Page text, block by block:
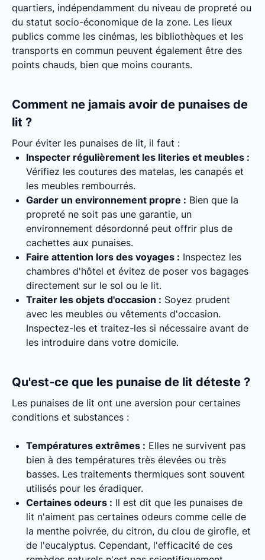
quartiers, indépendamment du niveau de propreté ou
du statut socio-économique de la zone. Les lieux
publics comme les cinémas, les bibliothèques et les
transports en commun peuvent également être des
points chauds, bien que moins courants.
Comment ne jamais avoir de punaises de
lit ?
Pour éviter les punaises de lit, il faut :
Inspecter régulièrement les literies et meubles :
Vérifiez les coutures des matelas, les canapés et
les meubles rembourrés.
Garder un environnement propre : Bien que la
propreté ne soit pas une garantie, un
environnement désordonné peut offrir plus de
cachettes aux punaises.
Faire attention lors des voyages : Inspectez les
chambres d'hôtel et évitez de poser vos bagages
directement sur le sol ou le lit.
Traiter les objets d'occasion : Soyez prudent
avec les meubles ou vêtements d'occasion.
Inspectez-les et traitez-les si nécessaire avant de
les introduire dans votre domicile.
Qu'est-ce que les punaise de lit déteste ?
Les punaises de lit ont une aversion pour certaines
conditions et substances :
Températures extrêmes : Elles ne survivent pas
bien à des températures très élevées ou très
basses. Les traitements thermiques sont souvent
utilisés pour les éradiquer.
Certaines odeurs : Il est dit que les punaises de
lit n'aiment pas certaines odeurs comme celle de
la menthe poivrée, du citron, du clou de girofle, et
de l'eucalyptus. Cependant, l'efficacité de ces